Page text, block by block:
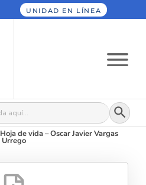
UNIDAD EN LÍNEA
Botón
Hoja de vida – Oscar Javier Vargas
Urrego